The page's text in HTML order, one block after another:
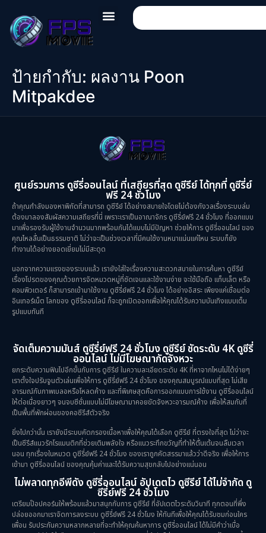
ป้ายกำกับ: ผลงาน Poon
Mitpakdee
ศูนย์รวมการ ดูซีรี่ออนไลน์ ที่เสถียรที่สุด ดูซีรีย์ ได้ทุกที่ ดูซีรี่ย์
ฟรี 24 ชั่วโมง
ถ้าคุณกำลังมองหาพิกัดที่สามารถ ดูซีรีย์ ได้อย่างสบายใจโดยไม่ต้องกังวลเรื่องระบบล่ม
ต้องมาลองสัมผัสความเสถียรที่นี่ เพราะเราเป็นอาณาจักร ดูซีรี่ย์ฟรี 24 ชั่วโมง ที่ออกแบบ
มาเพื่อรองรับผู้ใช้งานจำนวนมากพร้อมกันได้แบบไม่มีปัญหา ช่วยให้การ ดูซีรี่ออนไลน์ ของ
คุณไหลลื่นเป็นธรรมชาติ ไม่ว่าจะเป็นช่วงเวลาที่มีคนใช้งานหนาแน่นแค่ไหน ระบบก็ยัง
ทำงานได้อย่างยอดเยี่ยมไม่มีสะดุด
นอกจากความแรงของระบบแล้ว เรายังใส่ใจเรื่องความสะดวกสบายในการค้นหา ดูซีรีย์
เรื่องโปรดของคุณด้วยการจัดหมวดหมู่ที่ชัดเจนและใช้งานง่าย จะใช้มือถือ แท็บเล็ต หรือ
คอมพิวเตอร์ ก็สามารถเข้ามาใช้งาน ดูซีรี่ย์ฟรี 24 ชั่วโมง ได้อย่างอิสระ เพียงแค่เชื่อมต่อ
อินเทอร์เน็ต โลกของ ดูซีรี่ออนไลน์ ก็จะถูกเปิดออกเพื่อให้คุณได้รับความบันเทิงแบบเต็ม
รูปแบบทันที
จัดเต็มความมันส์ ดูซีรี่ย์ฟรี 24 ชั่วโมง ดูซีรีย์ ชัดระดับ 4K ดูซีรี่
ออนไลน์ ไม่มีโฆษณากัดจังหวะ
ยกระดับความฟินไปอีกขั้นกับการ ดูซีรีย์ ในความละเอียดระดับ 4K ที่หาจากไหนไม่ได้ง่ายๆ
เราตั้งใจปรับจูนตัวเล่นเพื่อให้การ ดูซีรี่ย์ฟรี 24 ชั่วโมง ของคุณสมบูรณ์แบบที่สุด ไม่เสีย
อารมณ์กับภาพเบลอหรือโหลดค้าง และที่พิเศษสุดคือการออกแบบการใช้งาน ดูซีรี่ออนไลน์
ให้ต่อเนื่องยาวๆ จนจบซีซั่นแบบไม่มีโฆษณามาคอยขัดจังหวะอารมณ์ค้าง เพื่อให้สมกับที่
เป็นพื้นที่พักผ่อนของคอซีรีส์ตัวจริง
ยิ่งไปกว่านั้น เรายังมีระบบคัดกรองเนื้อหาเพื่อให้คุณได้เลือก ดูซีรีย์ ที่ตรงใจที่สุด ไม่ว่าจะ
เป็นซีรีส์แนวรักโรแมนติกที่ช่วยเติมพลังใจ หรือแนวระทึกขวัญที่ทำให้ตื่นเต้นจนลืมเวลา
นอน ทุกเรื่องในหมวด ดูซีรี่ย์ฟรี 24 ชั่วโมง ของเราถูกคัดสรรมาแล้วว่าดีจริง เพื่อให้การ
เข้ามา ดูซีรี่ออนไลน์ ของคุณคุ้มค่าและได้รับความสุขกลับไปอย่างแน่นอน
ไม่พลาดทุกอีพีดัง ดูซีรี่ออนไลน์ อัปเดตไว ดูซีรีย์ ได้ไม่จำกัด ดู
ซีรี่ย์ฟรี 24 ชั่วโมง
เตรียมป๊อปคอร์นให้พร้อมแล้วมาสนุกกับการ ดูซีรีย์ ที่อัปเดตไวระดับวินาที ทุกตอนที่พึ่ง
ปล่อยออกมาเราจัดการลงระบบ ดูซีรี่ย์ฟรี 24 ชั่วโมง ให้ทันทีเพื่อให้คุณได้รับชมก่อนใคร
เพื่อน รับประกันความหลากหลายที่จะทำให้คุณค้นหาการ ดูซีรี่ออนไลน์ ได้ไม่มีคำว่าเบื่อ